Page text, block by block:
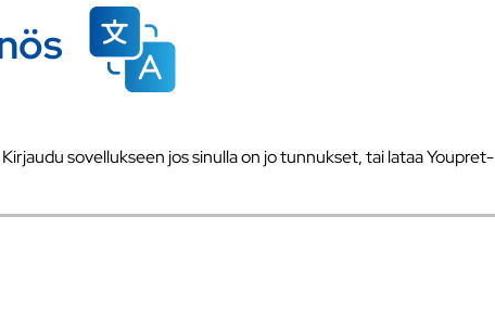
sovellukseen jos sinulla on jo tunnukset, tai lataa Youpret-